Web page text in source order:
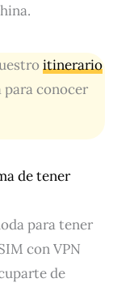
itinerario
conocer
de tener
para tener
con VPN
de